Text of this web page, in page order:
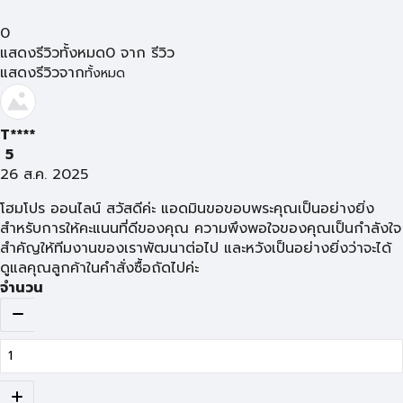
0
แสดงรีวิวทั้งหมด0 จาก รีวิว
แสดงรีวิวจากทั้งหมด
T****
5
26 ส.ค. 2025
โฮมโปร ออนไลน์ สวัสดีค่ะ แอดมินขอขอบพระคุณเป็นอย่างยิ่ง
สำหรับการให้คะแนนที่ดีของคุณ ความพึงพอใจของคุณเป็นกำลังใจ
สำคัญให้ทีมงานของเราพัฒนาต่อไป และหวังเป็นอย่างยิ่งว่าจะได้
ดูแลคุณลูกค้าในคำสั่งซื้อถัดไปค่ะ
จำนวน